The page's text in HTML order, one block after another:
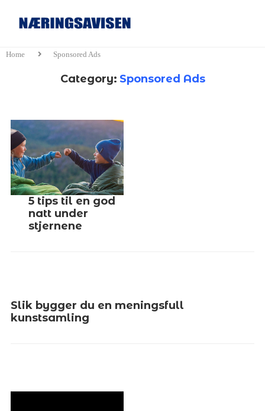
Home Sponsored Ads
Category: Sponsored Ads
5 tips til en god
natt under
stjernene
Slik bygger du en meningsfull
kunstsamling